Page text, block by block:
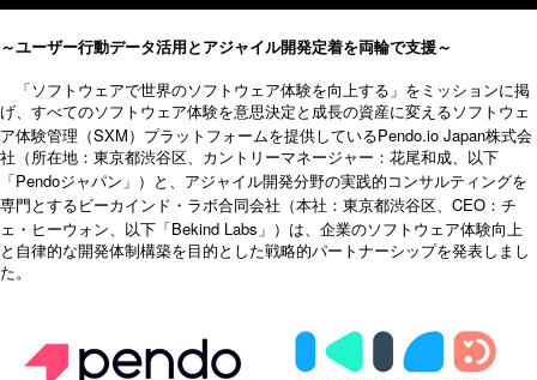
～ユーザー行動データ活用とアジャイル開発定着を両輪で支援～
「ソフトウェアで世界のソフトウェア体験を向上する」をミッションに掲
げ、すべてのソフトウェア体験を意思決定と成長の資産に変えるソフトウェ
ア体験管理（SXM ）プラットフォームを提供しているPendo.io Japan株式会
社（所在地：東京都渋谷区、カントリーマネージャー：花尾和成、以下
「 Pendoジャパン」）と、アジャイル開発分野の実践的コンサルティングを
専門とするビーカインド・ラボ合同会社（本社：東京都渋谷区、 CEO ：チ
ェ・ヒーウォン、以下「 Bekind Labs 」）は、企業のソフトウェア体験向上
と自律的な開発体制構築を目的とした戦略的パートナーシップを発表しまし
た。